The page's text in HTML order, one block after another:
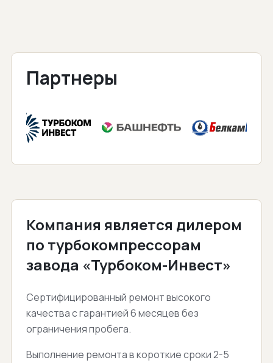
Партнеры
Компания является дилером
по турбокомпрессорам
завода «Турбоком-Инвест»
Сертифицированный ремонт высокого
качества с гарантией 6 месяцев без
ограничения пробега.
Выполнение ремонта в короткие сроки 2-5